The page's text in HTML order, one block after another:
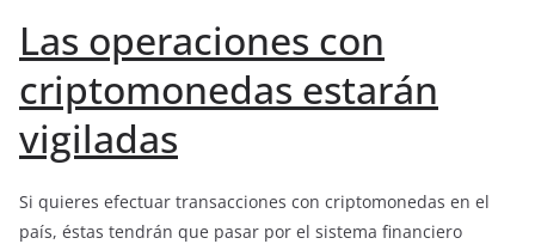
Las operaciones con
criptomonedas estarán
vigiladas
Si quieres efectuar transacciones con criptomonedas en el
país, éstas tendrán que pasar por el sistema financiero